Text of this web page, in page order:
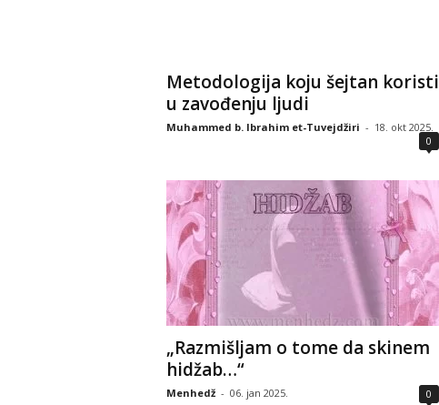
Metodologija koju šejtan koristi
u zavođenju ljudi
Muhammed b. Ibrahim et-Tuvejdžiri - 18. okt 2025.
0
„Razmišljam o tome da skinem
hidžab…“
Menhedž - 06. jan 2025. 0